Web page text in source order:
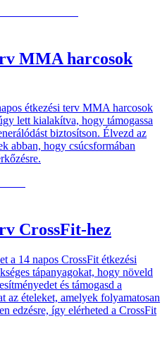
MMA harcosok
étkezési terv MMA harcosok
lett kialakítva, hogy támogassa
biztosítson. Élvezd az
abban, hogy csúcsformában
CrossFit-hez
a 14 napos CrossFit étkezési
tápanyagokat, hogy növeld
és támogasd a
az ételeket, amelyek folyamatosan
edzésre, így elérheted a CrossFit